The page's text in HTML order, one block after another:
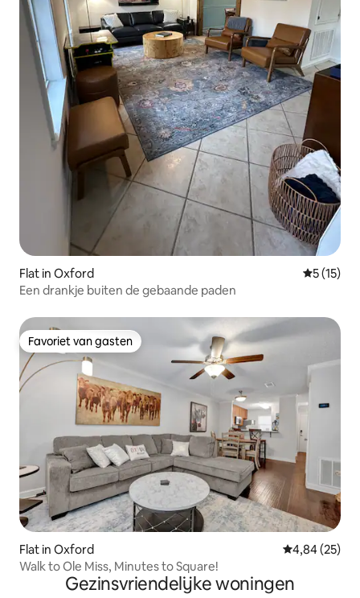
Flat in Oxford
5 (15)
Een drankje buiten de gebaande paden
Favoriet van gasten
Favoriet van gasten
Flat in Oxford Gemiddelde
4,84 (25)
Walk to Ole Miss, Minutes to Square!
Gezinsvriendelijke woningen